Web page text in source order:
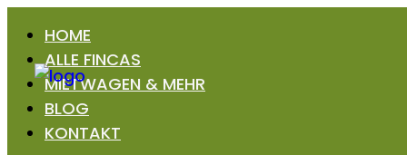
HOME
ALLE FINCAS
MIETWAGEN & MEHR
BLOG
KONTAKT